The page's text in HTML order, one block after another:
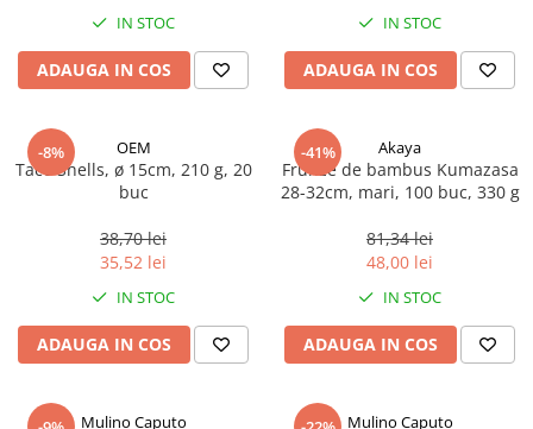
Terine si placinte
Uleiuri speciale/presate la rece
Ulei de masline extravirgin
Ulei Gewurzgarten
Ulei Huilerie Beaujolaise
Ulei Huileries du Berry
Uleiuri aromatizate
Ulei Wiberg Gastro
IN STOC
ADAUGA IN COS
IN STOC
ADAUGA IN COS
-8% OEM
Taco Shells, ø 15cm, 210 g, 20
buc
38,70 lei
35,52 lei
IN STOC
ADAUGA IN COS
-41% Akaya
Frunze de bambus Kumazasa
28-32cm, mari, 100 buc, 330 g
81,34 lei
48,00 lei
IN STOC
ADAUGA IN COS
Mulino Caputo Mulino Caputo